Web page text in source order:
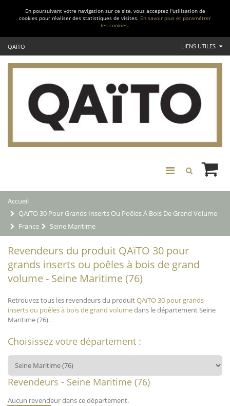
En poursuivant votre navigation sur ce site, vous acceptez l'utilisation de
cookies pour réaliser des statistiques de visites. En savoir plus et paramétrer
les cookies.
QAÏTO LIENS UTILES
Accueil
QAïTO 30 Pour Grands Inserts Ou Poêles À Bois De Grand Volume
France
Seine Maritime
Revendeurs du produit QAïTO 30 pour
grands inserts ou poêles à bois de grand
volume - Seine Maritime (76)
Retrouvez tous les revendeurs du produitQAïTO 30 pour grands
inserts ou poêles à bois de grand volumedans le département Seine
Maritime (76).
Choisissez votre département :
Revendeurs - Seine Maritime (76)
Aucun revendeur dans ce département.